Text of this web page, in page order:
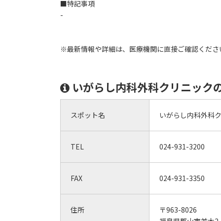
■特記事項
-
※最新情報や詳細は、医療機関に直接ご確認くださ
いがらし内科外科クリニック
スポット名 いがらし内科外科
TEL 024-931-3200
FAX 024-931-3350
住所
〒963-8026